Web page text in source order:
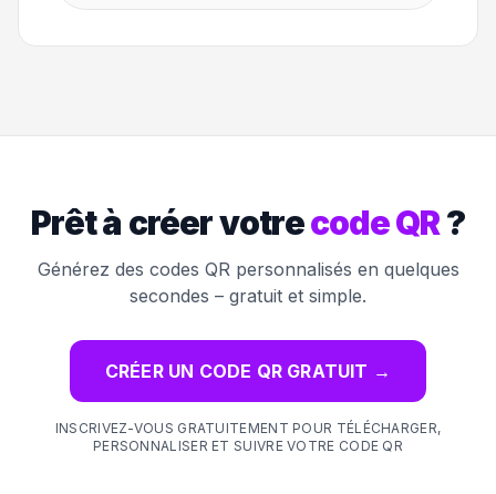
Prêt à créer votrecode QR?
Générez des codes QR personnalisés en quelques
secondes – gratuit et simple.
CRÉER UN CODE QR GRATUIT →
INSCRIVEZ-VOUS GRATUITEMENT POUR TÉLÉCHARGER,
PERSONNALISER ET SUIVRE VOTRE CODE QR